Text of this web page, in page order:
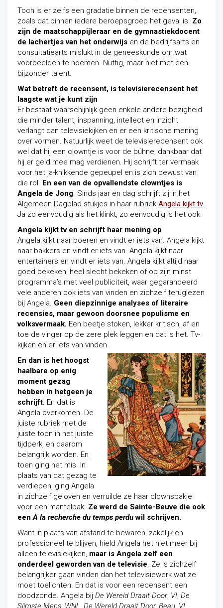
Toch is er zelfs een gradatie binnen de recensenten,
zoals dat binnen iedere beroepsgroep het geval is. Zo
zijn de maatschappijleraar en de gymnastiekdocent
de lachertjes van het onderwijs en de bedrijfsarts en
consultatiearts mislukt in de geneeskunde om wat
voorbeelden te noemen. Nuttig, maar niet met een
bijzonder talent.
Wat betreft de recensent, is televisierecensent het
laagste wat je kunt zijn
Er bestaat waarschijnlijk geen enkele andere bezigheid
die minder talent, inspanning, intellect en inzicht
verlangt dan televisiekijken en er een kritische mening
over vormen. Natuurlijk weet de televisierecensent ook
wel dat hij een clowntje is voor de bühne, dankbaar dat
hij er geld mee mag verdienen. Hij schrijft ter vermaak
voor het ja-knikkende gepeupel en is zich bewust van
die rol. En een van de opvallendste clowntjes is
Angela de Jong. Sinds jaar en dag schrijft zij in het
Algemeen Dagblad stukjes in haar rubriek Angela kijkt tv.
Ja zo eenvoudig als het klinkt, zo eenvoudig is het ook.
Angela kijkt tv en schrijft haar mening op
Angela kijkt naar boeren en vindt er iets van. Angela kijkt
naar bakkers en vindt er iets van. Angela kijkt naar
entertainers en vindt er iets van. Angela kijkt altijd naar
goed bekeken, heel slecht bekeken of op zijn minst
programma’s met veel publiciteit, waar gegarandeerd
vele anderen ook iets van vinden en zichzelf teruglezen
bij Angela. Geen diepzinnige analyses of literaire
recensies, maar gewoon doorsnee populisme en
volksvermaak. Een beetje stoken, lekker kritisch, af en
toe de vinger op de zere plek leggen en dat is het. Tv-
kijken en er iets van vinden.
En dan is het hoogst
haalbare op enig
moment gezag
hebben in hetgeen je
schrijft. En dat is
Angela overkomen. De
juiste rubriek met de
juiste toon in het juiste
tijdperk, en daarom
belangrijk worden. En
toen ging het mis. In
plaats van dat gezag te
verdiepen, ging Angela
in zichzelf geloven en verruilde ze haar clownspakje
voor een mantelpak. Ze werd de Sainte-Beuve die ook
eenA la recherche du temps perduwil schrijven.
Want in plaats van afstand te bewaren, zakelijk en
professioneel te blijven, hield Angela het niet meer bij
alleen televisiekijken, maar is Angela zelf een
onderdeel geworden van de televisie. Ze is zichzelf
belangrijker gaan vinden dan het televisiewerk wat ze
moet toelichten. En dat is voor een recensent een
doodzonde. Angela bij De Wereld Draait Door, VI, De
Slimste Mens WNL De Wereld Draait Door, Beau, VI,